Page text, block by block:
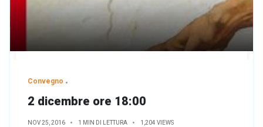
Convegno
2 dicembre ore 18:00
NOV 25, 2016 1 MIN DI LETTURA 1,204 VIEWS